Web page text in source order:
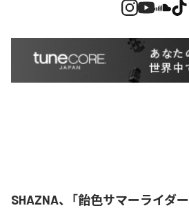
SHAZNA、「飴色サマーライダ